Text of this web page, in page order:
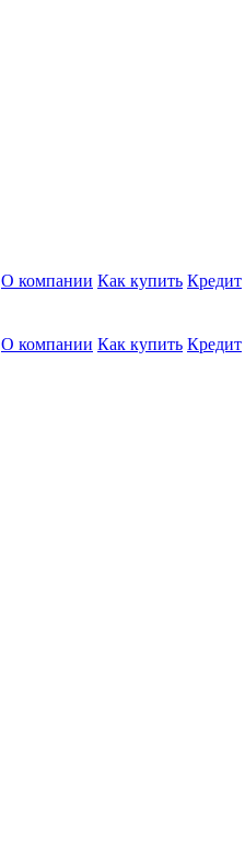
О компании Как купить Кредит
О компании Как купить Кредит